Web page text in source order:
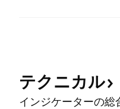
テクニカル
インジケーターの総